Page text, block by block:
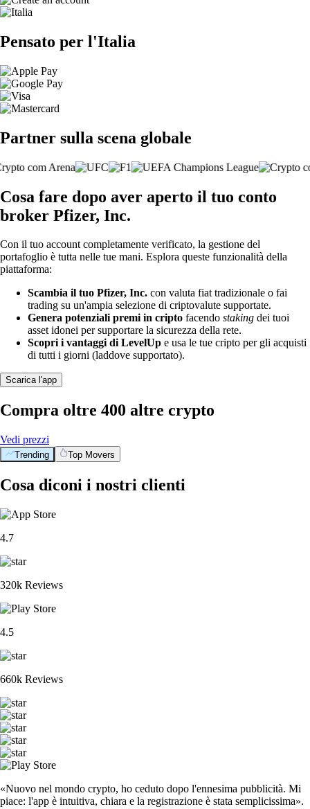
Pensato per l'Italia
Partner sulla scena globale
Cosa fare dopo aver aperto il tuo conto
broker Pfizer, Inc.
Con il tuo account completamente verificato, la gestione del
portafoglio è tutta nelle tue mani. Esplora queste funzionalità della
piattaforma:
Scambia il tuo Pfizer, Inc. con valuta fiat tradizionale o fai
trading su un'ampia selezione di criptovalute supportate.
Genera potenziali premi in cripto facendo staking dei tuoi
asset idonei per supportare la sicurezza della rete.
Scopri i vantaggi di LevelUp e usa le tue cripto per gli acquisti
di tutti i giorni (laddove supportato).
Scarica l'app
Compra oltre 400 altre crypto
Vedi prezzi
Trending Top Movers
Cosa diconi i nostri clienti
4.7
320k Reviews
4.5
660k Reviews
«Nuovo nel mondo crypto, ho ceduto dopo l'ennesima pubblicità. Mi
piace: l'app è intuitiva, chiara e la registrazione è stata semplicissima».